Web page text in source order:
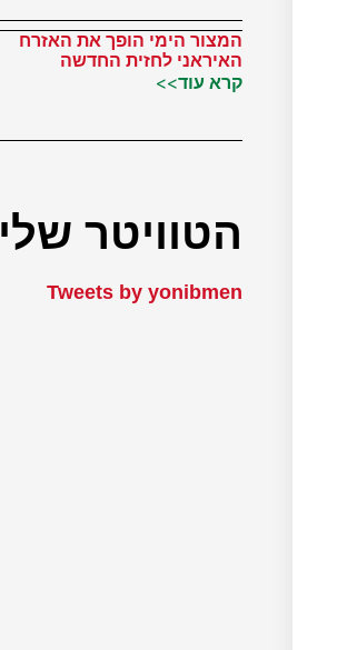
המצור הימי הופך את האזרח
האיראני לחזית החדשה
קרא עוד>>
הטוויטר שלי
Tweets by yonibmen